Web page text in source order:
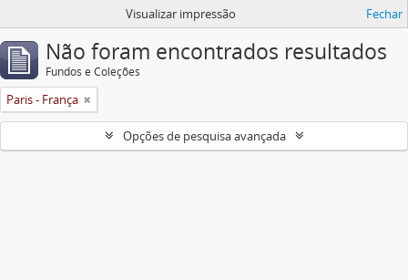
Visualizar impressão Fechar
Não foram encontrados resultados
Fundos e Coleções
Paris - França
Opções de pesquisa avançada